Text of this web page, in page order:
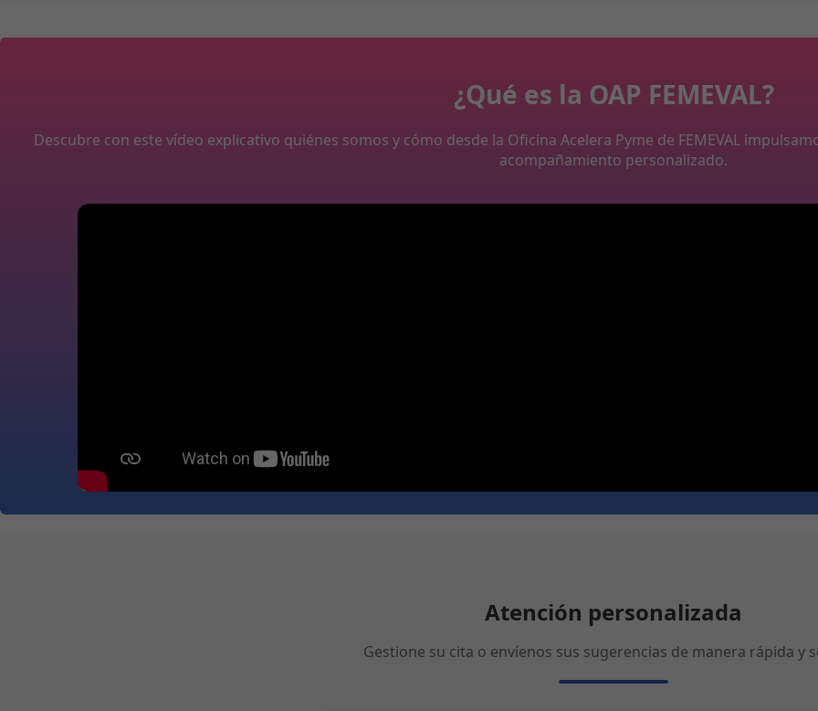
¿Qué es la OAP FEMEVAL?
Descubre con este vídeo explicativo quiénes somos y cómo desde la Oficina Acelera Pyme de FEMEVAL
acompañamiento personalizado.
Atención personalizada
Gestione su cita o envíenos sus sugerencias de manera rápida y